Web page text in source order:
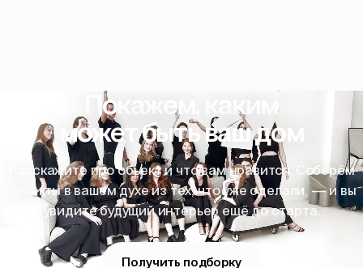
Покажем, каким
может быть ваш дом
Расскажите про объект и что вам нравится. Соберём
проекты в вашем духе из тех, что уже сделали, — и вы
увидите будущий интерьер ещё до старта.
Получить подборку